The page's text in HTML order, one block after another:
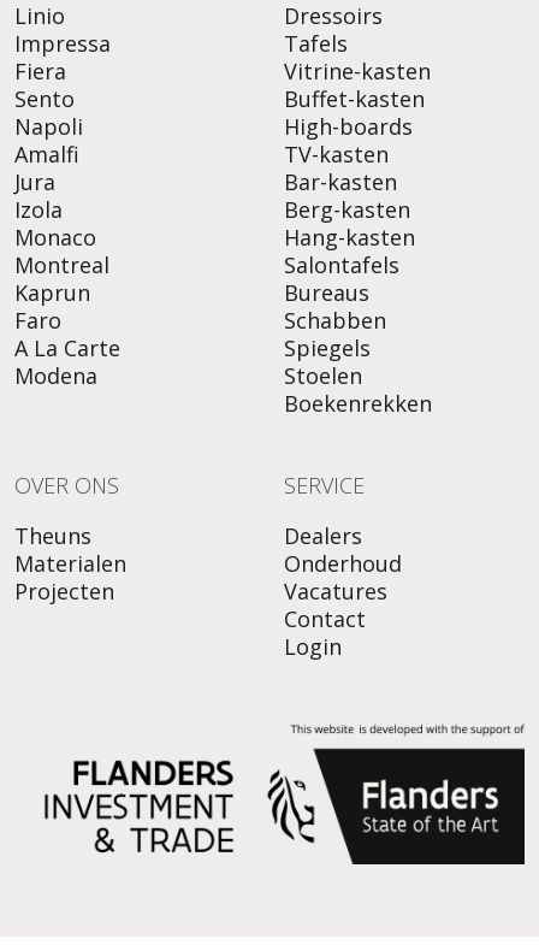
Linio
Impressa
Fiera
Sento
Napoli
Amalfi
Jura
Izola
Monaco
Montreal
Kaprun
Faro
A La Carte
Modena
Dressoirs
Tafels
Vitrine-kasten
Buffet-kasten
High-boards
TV-kasten
Bar-kasten
Berg-kasten
Hang-kasten
Salontafels
Bureaus
Schabben
Spiegels
Stoelen
Boekenrekken
OVER ONS
Theuns
Materialen
Projecten
SERVICE
Dealers
Onderhoud
Vacatures
Contact
Login